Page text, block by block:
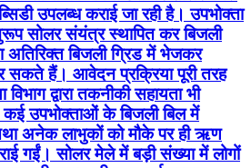
कई उपभोक्ताओं के बिजली बिल में
अनेक लाभुकों को मौके पर ही ऋण
गईं। सोलर मेले में बड़ी संख्या में लोगों
प्राप्त की तथा कई इच्छुक
प्रक्रिया में भाग लिया। कार्यक्रम
ने निर्देश दिया कि इस प्रकार के
किया जाए, ताकि जिले के अधिक
अभियान से जुड़ सकें। उन्होंने आम